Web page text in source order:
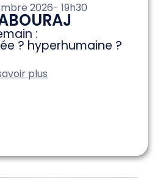
2026- 19h30
:
? hyperhumaine ?
plus